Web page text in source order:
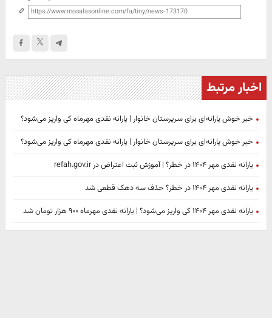
اخبار مرتبط
خبر خوش یارانه‌ای برای سرپرستان خانوار | یارانه نقدی مهرماه کی واریز می‌شود؟
خبر خوش یارانه‌ای برای سرپرستان خانوار | یارانه نقدی مهرماه کی واریز می‌شود؟
یارانه نقدی مهر ۱۴۰۴ در خطر؟ | آموزش ثبت اعتراض در refah.gov.ir
یارانه نقدی مهر ۱۴۰۴ در خطر؟ حذف سه دهک قطعی شد
یارانه نقدی مهر ۱۴۰۴ کی واریز می‌شود؟ | یارانه نقدی مهرماه ۹۰۰ هزار تومان شد